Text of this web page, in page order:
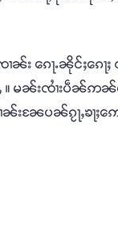
ေႃႉၼိုင်ႈၵေႃႈ
။ မၼ်းၸၢႆးပဵၼ်ဢ
ၼႄပၼ်ၵႂႃႇၶႃႈဢေ